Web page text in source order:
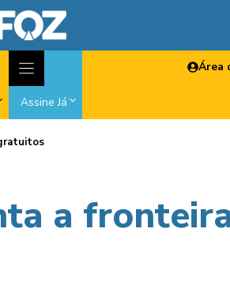
Assine Já
Área
a